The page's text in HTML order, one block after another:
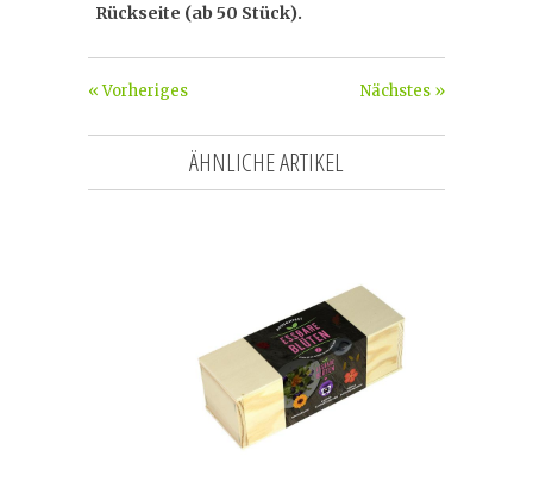
Rückseite (ab 50 Stück).
Nächstes »
« Vorheriges
ÄHNLICHE ARTIKEL